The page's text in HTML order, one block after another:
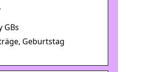
GBs
Geburtstag